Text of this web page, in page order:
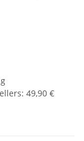
: 49,90 €